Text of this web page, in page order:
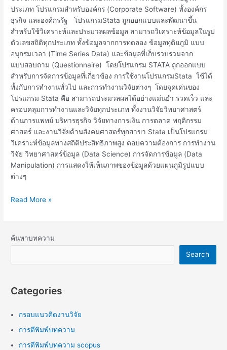
ประเภท โปรแกรมสำหรับองค์กร (Corporate Software) ทั้งองค์กร
ธุรกิจ และองค์กรรัฐ โปรแกรมStata ถูกออกแบบและพัฒนาขึ้น
สำหรับใช้วิเคราะห์และประมวลผลข้อมูล สามารถวิเคราะห์ข้อมูลในรูป
ตัวเลขสถิติทุกประเภท ทั้งข้อมูลจากการทดลอง ข้อมูลทุติยภูมิ แบบ
อนุกรมเวลา (Time Series Data) และข้อมูลที่เก็บรวบรวมจาก
แบบสอบถาม (Questionnaire) โดยโปรแกรม STATA ถูกออกแบบ
สำหรับการจัดการข้อมูลที่เกี่ยวข้อง การใช้งานโปรแกรมStata ใช้ได้
ทั้งกับการทำงานทั่วไป และการทำงานวิจัยต่างๆ โดยจุดเด่นของ
โปรแกรม Stata คือ สามารถประมวลผลได้อย่างแม่นยำ รวดเร็ว และ
ครอบคลุมการทำงานและวิจัยทุกประเภท ทั้งงานวิจัยวิทยาศาสตร์
ด้านการแพทย์ บริหารธุรกิจ วิจัยทางการเงิน การตลาด พฤติกรรม
ศาสตร์ และงานวิจัยด้านสังคมศาสตร์ทุกสาขา Stata เป็นโปรแกรม
วิเคราะห์ข้อมูลทางสถิติประสิทธิภาพสูง ตอบความต้องการ การทำงาน
วิจัย วิทยาศาสตร์ข้อมูล (Data Science) การจัดการข้อมูล (Data
Manipulation) การแสดงให้เห็นภาพของข้อมูลด้วยแผนภูมิรูปแบบ
ต่างๆ
Read More »
ค้นหาบทความ
Search
Categories
กรอบแนวคิดงานวิจัย
การตีพิมพ์บทความ
การตีพิมพ์บทความ scopus